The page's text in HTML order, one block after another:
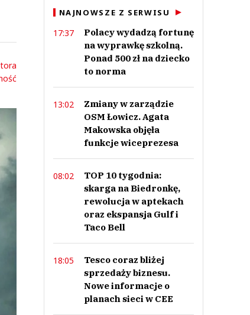
NAJNOWSZE Z SERWISU
17:37
Polacy wydadzą fortunę
na wyprawkę szkolną.
Ponad 500 zł na dziecko
to norma
13:02
Zmiany w zarządzie
OSM Łowicz. Agata
Makowska objęła
funkcje wiceprezesa
08:02
TOP 10 tygodnia:
skarga na Biedronkę,
rewolucja w aptekach
oraz ekspansja Gulf i
Taco Bell
18:05
Tesco coraz bliżej
sprzedaży biznesu.
Nowe informacje o
planach sieci w CEE